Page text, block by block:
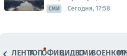
СМИ Сегодня, 17:58
ЛЕНТАТОПОФИЦ.ВИДЕОСМИ